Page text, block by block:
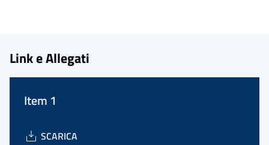
Link e Allegati
Item 1
SCARICA